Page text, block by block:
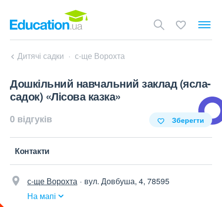
Дитячі садки с-ще Ворохта
Дошкільний навчальний заклад (ясла-
садок) «Лісова казка»
0 відгуків Зберегти
Контакти
с-ще Ворохта
вул. Довбуша, 4, 78595
На мапі